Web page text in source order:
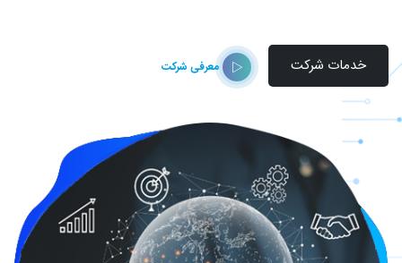
خدمات شرکت معرفی شرکت